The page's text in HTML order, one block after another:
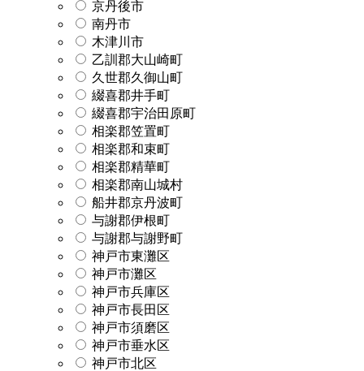
京丹後市
南丹市
木津川市
乙訓郡大山崎町
久世郡久御山町
綴喜郡井手町
綴喜郡宇治田原町
相楽郡笠置町
相楽郡和束町
相楽郡精華町
相楽郡南山城村
船井郡京丹波町
与謝郡伊根町
与謝郡与謝野町
神戸市東灘区
神戸市灘区
神戸市兵庫区
神戸市長田区
神戸市須磨区
神戸市垂水区
神戸市北区